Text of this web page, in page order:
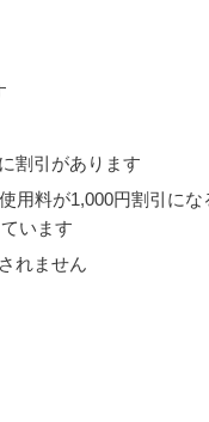
割引があります
用料が1,000円割引にな
います
れません